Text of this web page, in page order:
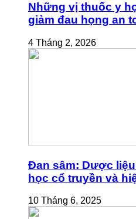
Những vị thuốc y
giảm đau họng an
4 Tháng 2, 2026
Đan sâm: Dược
học cổ truyền và
10 Tháng 6, 2025